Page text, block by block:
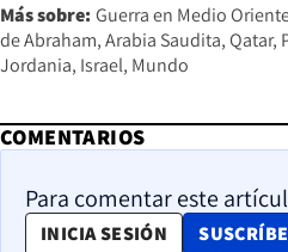
Más sobre: Guerra en Medio
de Abraham Arabia Saudita Qatar
Jordania Israel Mundo
COMENTARIOS
Para comentar este
INICIA SESIÓN OPENS IN